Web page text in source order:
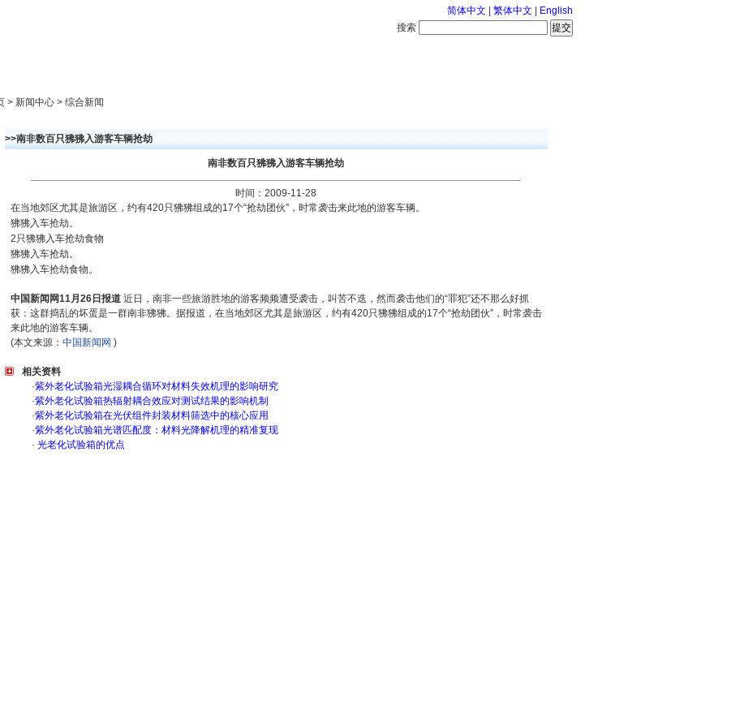
简体中文 繁体中文
English
搜索
> 新闻中心 > 综合新闻
>>南非数百只狒狒入游客车辆抢劫
南非数百只狒狒入游客车辆抢劫
时间：2009-11-28
在当地郊区尤其是旅游区，约有420只狒狒组成的17个“抢劫团伙”，时常袭击来此地的游客车辆。
狒狒入车抢劫。
2只狒狒入车抢劫食物
狒狒入车抢劫。
狒狒入车抢劫食物。
中国新闻网11月26日报道近日，南非一些旅游胜地的游客频频遭受袭击，叫苦不迭，然而袭击他们的“罪犯”还不那么好抓
获：这群捣乱的坏蛋是一群南非狒狒。据报道，在当地郊区尤其是旅游区，约有420只狒狒组成的17个“抢劫团伙”，时常袭击
来此地的游客车辆。
(本文来源： 中国新闻网 )
相关资料
·紫外老化试验箱光湿耦合循环对材料失效机理的影响研究
·紫外老化试验箱热辐射耦合效应对测试结果的影响机制
·紫外老化试验箱在光伏组件封装材料筛选中的核心应用
·紫外老化试验箱光谱匹配度：材料光降解机理的精准复现
· 光老化试验箱的优点